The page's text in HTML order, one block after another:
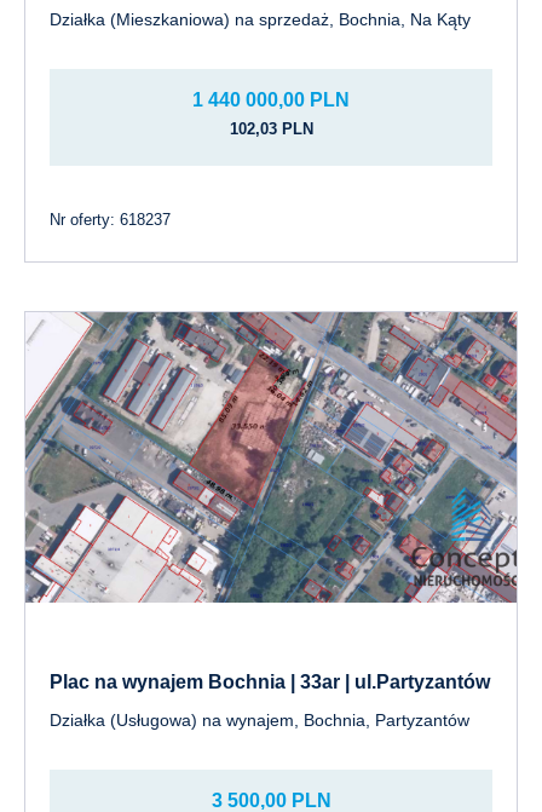
Działka (Mieszkaniowa) na sprzedaż, Bochnia, Na Kąty
1 440 000,00 PLN
102,03 PLN
Nr oferty: 618237
Plac na wynajem Bochnia | 33ar | ul.Partyzantów
Działka (Usługowa) na wynajem, Bochnia, Partyzantów
3 500,00 PLN